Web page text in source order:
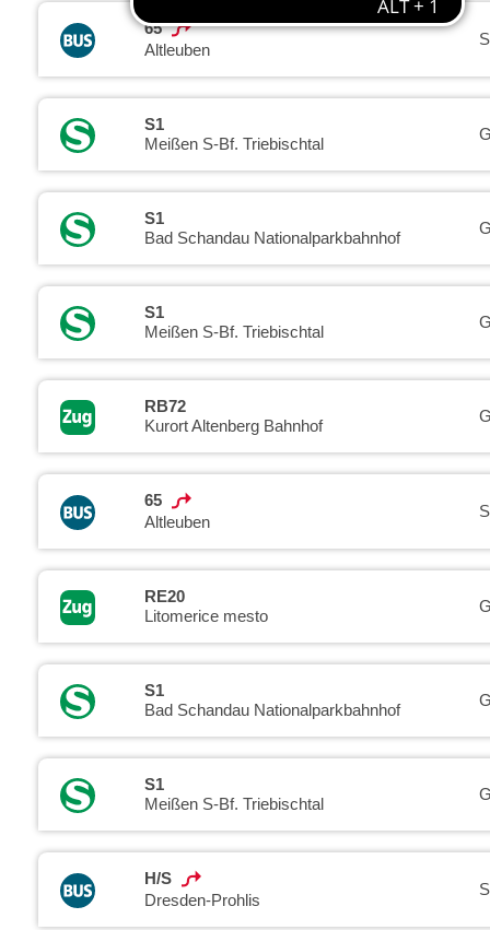
65
Altleuben
S1
Meißen S-Bf. Triebischtal
S1
Bad Schandau Nationalparkbahnhof
S1
Meißen S-Bf. Triebischtal
RB72
Kurort Altenberg Bahnhof
65
Altleuben
RE20
Litomerice mesto
S1
Bad Schandau Nationalparkbahnhof
S1
Meißen S-Bf. Triebischtal
H/S
Dresden-Prohlis